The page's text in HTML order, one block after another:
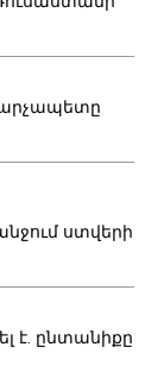
ստվերի
է. ընտանիքը